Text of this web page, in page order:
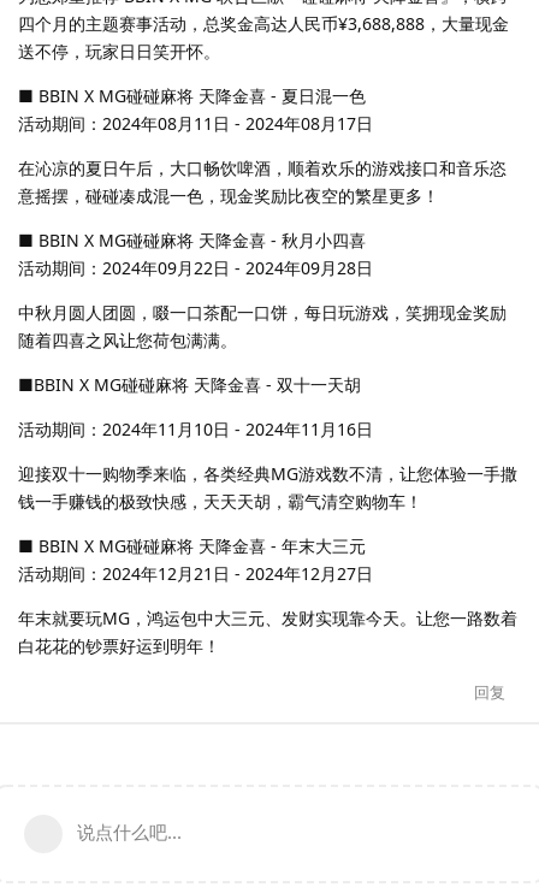
四个月的主题赛事活动，总奖金高达人民币¥3,688,888，大量现金
送不停，玩家日日笑开怀。
■ BBIN X MG碰碰麻将 天降金喜 - 夏日混一色
活动期间：2024年08月11日 - 2024年08月17日
在沁凉的夏日午后，大口畅饮啤酒，顺着欢乐的游戏接口和音乐恣
意摇摆，碰碰凑成混一色，现金奖励比夜空的繁星更多！
■ BBIN X MG碰碰麻将 天降金喜 - 秋月小四喜
活动期间：2024年09月22日 - 2024年09月28日
中秋月圆人团圆，啜一口茶配一口饼，每日玩游戏，笑拥现金奖励
随着四喜之风让您荷包满满。
■BBIN X MG碰碰麻将 天降金喜 - 双十一天胡
活动期间：2024年11月10日 - 2024年11月16日
迎接双十一购物季来临，各类经典MG游戏数不清，让您体验一手撒
钱一手赚钱的极致快感，天天天胡，霸气清空购物车！
■ BBIN X MG碰碰麻将 天降金喜 - 年末大三元
活动期间：2024年12月21日 - 2024年12月27日
年末就要玩MG，鸿运包中大三元、发财实现靠今天。让您一路数着
白花花的钞票好运到明年！
回复
说点什么吧...